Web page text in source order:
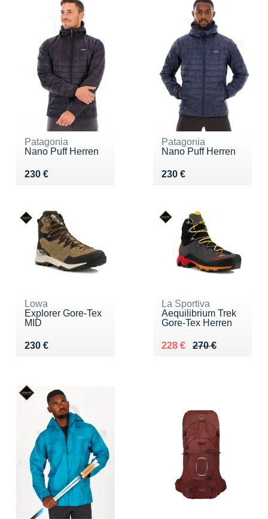
Patagonia
Nano Puff Herren
230 €
Vendu 230 €
Patagonia
Nano Puff Herren
230 €
Vendu 230 €
Lowa
Explorer Gore-Tex
MID
230 €
Vendu 230 €
La Sportiva
Aequilibrium Trek
Gore-Tex Herren
270 €
Au lieu de 270 €
228 €
Vendu 228 €